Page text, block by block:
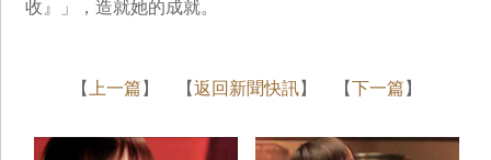
收』」，造就她的成就。
【 上一篇 】 【返回新聞快訊】 【下一篇 】